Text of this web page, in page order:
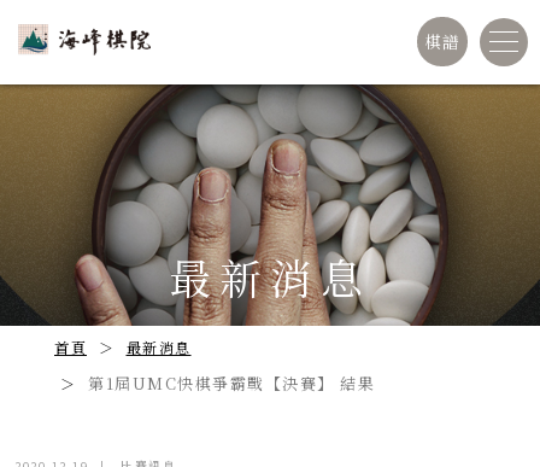
棋譜
最新消息
首頁 最新消息
第1屆UMC快棋爭霸戰【決賽】 結果